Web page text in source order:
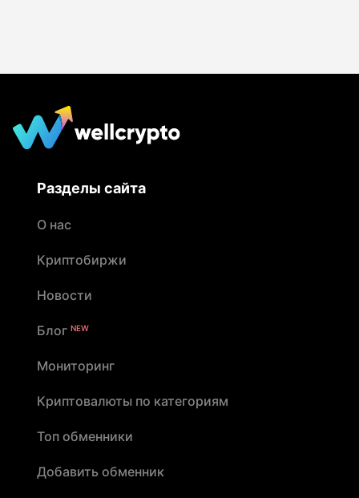
Разделы сайта
О нас
Криптобиржи
Новости
Блог NEW
Мониторинг
Криптовалюты по категориям
Топ обменники
Добавить обменник